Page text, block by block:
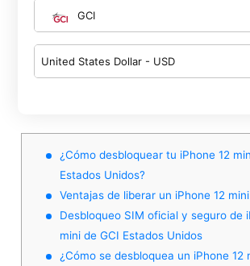
GCI
United States Dollar - USD
¿Cómo desbloquear tu iPhone 12
Estados Unidos?
Ventajas de liberar un iPhone 12
Desbloqueo SIM oficial y seguro de
mini de GCI Estados Unidos
¿Cómo se desbloquea un iPhone 12